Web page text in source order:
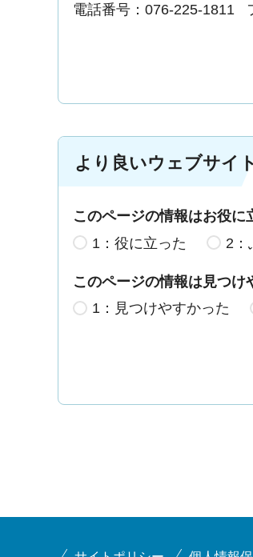
電話番号：076-225-1811
より良いウェブサイ
このページの情報はお役に
1：役に立った
2：
このページの情報は見つけ
1：見つけやすかった